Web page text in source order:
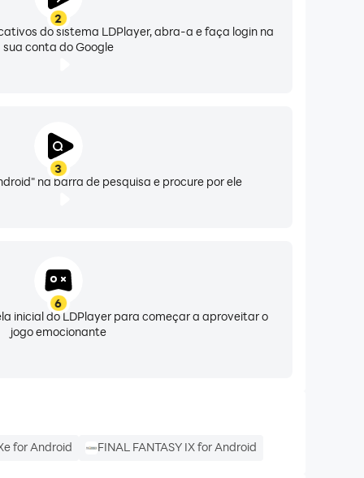
2
do sistema LDPlayer, abra-a e faça login na
sua conta do Google
3
na barra de pesquisa e procure por ele
6
inicial do LDPlayer para começar a aproveitar o
jogo emocionante
for Android FINAL FANTASY IX for Android